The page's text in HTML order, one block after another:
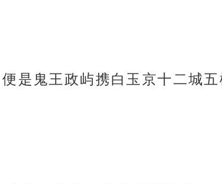
是鬼王政屿携白玉京十二城